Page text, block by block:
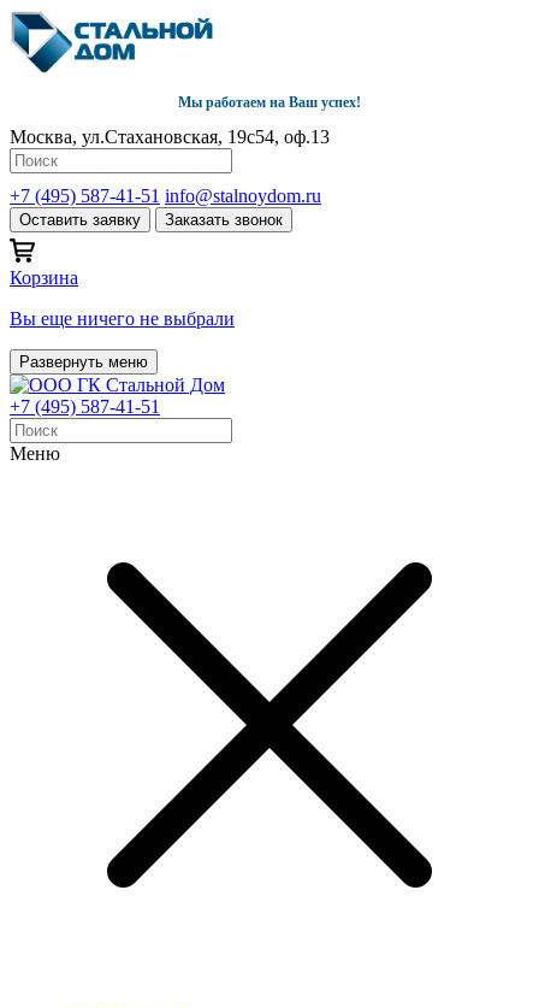
Мы работаем на Ваш успех!
Москва, ул.Стахановская, 19с54, оф.13
+7 (495) 587-41-51 info@stalnoydom.ru
Оставить заявку Заказать звонок
Корзина
Вы еще ничего не выбрали
Развернуть меню
+7 (495) 587-41-51
Меню